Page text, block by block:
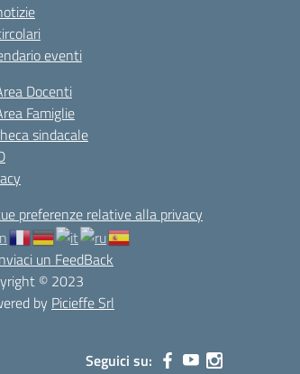
eventi
Docenti
Famiglie
sindacale
preferenze relative alla privacy
un FeedBack
© 2023
by Picieffe Srl
Seguici su: